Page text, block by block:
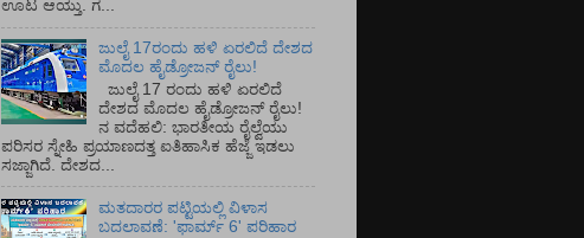
ಊಟ ಆಯ್ತು. ಗ...
ಜುಲೈ 17ರಂದು ಹಳಿ ಏರಲಿದೆ ದೇಶದ
ಮೊದಲ ಹೈಡ್ರೋಜನ್ ರೈಲು!
ಜುಲೈ 17 ರಂದು ಹಳಿ ಏರಲಿದೆ
ದೇಶದ ಮೊದಲ ಹೈಡ್ರೋಜನ್ ರೈಲು!
ನ ವದೆಹಲಿ: ಭಾರತೀಯ ರೈಲ್ವೆಯು
ಪರಿಸರ ಸ್ನೇಹಿ ಪ್ರಯಾಣದತ್ತ ಐತಿಹಾಸಿಕ ಹೆಜ್ಜೆ ಇಡಲು
ಸಜ್ಜಾಗಿದೆ. ದೇಶದ...
ಮತದಾರರ ಪಟ್ಟಿಯಲ್ಲಿ ವಿಳಾಸ
ಬದಲಾವಣೆ: 'ಫಾರ್ಮ್ 6' ಪರಿಹಾರ